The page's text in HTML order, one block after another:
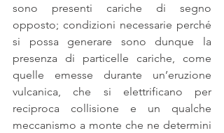
sono presenti cariche di segno
opposto; condizioni necessarie perché
si possa generare sono dunque la
presenza di particelle cariche, come
quelle emesse durante un’eruzione
vulcanica, che si elettrificano per
reciproca collisione e un qualche
meccanismo a monte che ne determini